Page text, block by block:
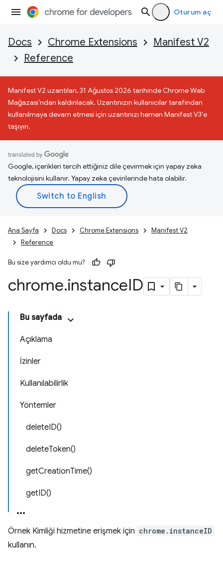
Oturum aç
Docs Chrome Extensions
Manifest V2
Reference
Manifest V2 uzantıları, 31 Ağustos 2026 tarihinde Chrome Web
Mağazası'ndan kaldırılacak. Uzantınızın kullanıcılar tarafından
kullanılmaya devam etmesi için uzantınızı hemen Manifest V3'e
taşıyın.
Google, içerikleri tercih ettiğiniz dile çevirmek için yapay zeka
teknolojisini kullanır. Yapay zeka çevirilerinde hata olabilir.
Ana Sayfa Docs Chrome Extensions
Manifest V2
Reference
Bu size yardımcı oldu mu?
chrome.instanceID
Bu sayfada
Açıklama
İzinler
Kullanılabilirlik
Yöntemler
deleteID()
deleteToken()
getCreationTime()
getID()
Örnek Kimliği hizmetine erişmek için chrome.instanceID
kullanın.